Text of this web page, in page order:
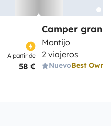
A partir de
58 €
Camper gran
Montijo
2 viajeros
NuevoBest